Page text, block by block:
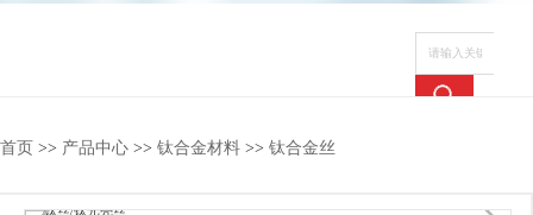
热搜关键词： 钛合金锻件 钛合金棒 钛合金法兰 钛靶
首页 >> 产品中心 >> 钛合金材料 >> 钛合金丝
4/4